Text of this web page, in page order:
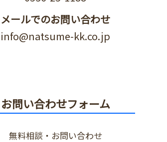
メールでのお問い合わせ
info@natsume-kk.co.jp
お問い合わせフォーム
無料相談・お問い合わせ